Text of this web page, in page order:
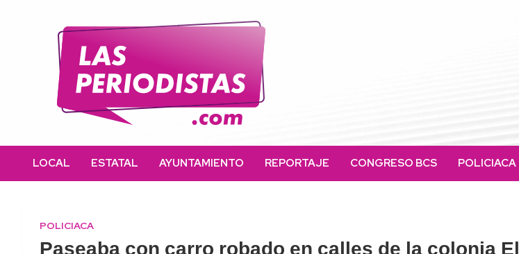
Las Periodistas
informado a la población.
LOCAL
ESTATAL AYUNTAMIENTO REPORTAJE CONGRESO BCS POLICIACA
POLICIACA